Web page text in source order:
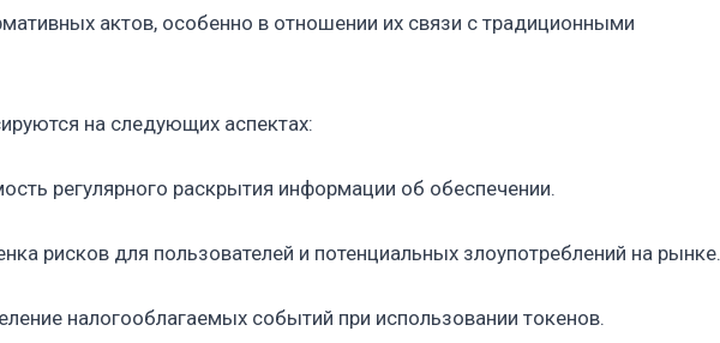
актов, особенно в отношении их связи с традиционными
на следующих аспектах:
регулярного раскрытия информации об обеспечении.
рисков для пользователей и потенциальных злоупотреблений на рынке.
налогооблагаемых событий при использовании токенов.